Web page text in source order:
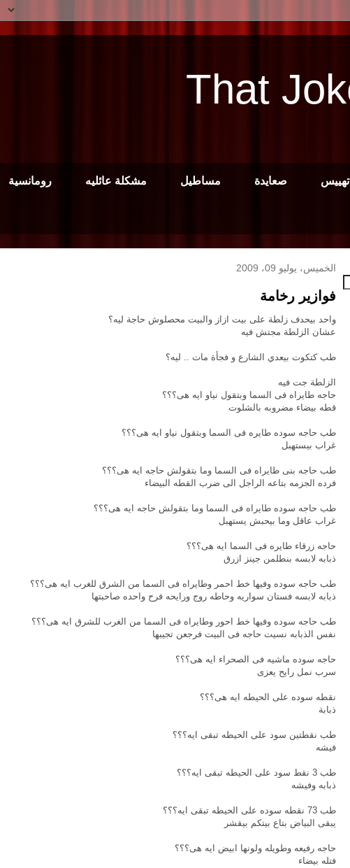
تهييس صعايدة مساطيل مشكلة عائليه رومانسية
الخميس، يوليو 09، 2009
فوازير رخامة
واحد بيحدف زلطة على بيت ازاز والبيت محصلوش حاجة ليه؟
عشان الزلطة مجتش فيه
طب كتكوت بيعدي الشارع و فجأة مات .. ليه؟
الزلطة جت فيه
حاجه طايراه فى السما وبتقول نياو ايه هى؟؟؟
قطه بيضاء مضروبه بالشلوت
طب حاجه سوده طايره فى السما وبتقول نياو ايه هى؟؟؟
غراب بيستهبل
طب حاجه بنى طايراه فى السما وما بتقولش حاجه ايه هى؟؟؟
فرده الجزمه بتاعه الراجل الى ضرب القطه البيضاء
طب حاجه سوده طايراه فى السما وما بتقولش حاجه ايه هى؟؟؟
غراب عاقل وما بيحبش يستهبل
حاجه زرقاء طايره فى السما ايه هى؟؟؟
ذبابه لابسه بنطلمن جينز ازرق
طب حاجه سوده وفيها خط احمر وطايراه فى السما من الشرق للغرب ايه هى؟؟؟
ذبابه لابسه فستان سواريه وحاطه روج ورايحه فرح واحده صاحبتها
طب حاجه سوده وفيها خط احور وطايراه فى السما من الغرب للشرق ايه هى؟؟؟
نفس الذبابه نسيت حاجه فى البيت فرجعن تجيبها
حاجه سوده ماشيه فى الصحراء ايه هى؟؟؟
سرب نمل رايح يعزى
نقطه سوده على الحيطه ايه هى؟؟؟
ذبابة
طب نقطتين سود على الحيطه تبقى ايه؟؟؟
فيشه
طب 3 نقط سود على الحيطه تبقى ايه؟؟؟
ذبابه وفيشه
طب 73 نقطه سوده على الحيطه تبقى ايه؟؟؟
يبقى البياض بتاع بيتكم بيقشر
حاجه رفيعه وطويله ولونها ابيض ايه هى؟؟؟
فتله بيضاء